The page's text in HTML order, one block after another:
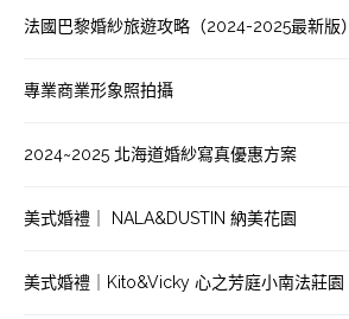
法國巴黎婚紗旅遊攻略（2024-2025最新版）
專業商業形象照拍攝
2024~2025 北海道婚紗寫真優惠方案
美式婚禮｜ NALA&DUSTIN 納美花園
美式婚禮｜Kito&Vicky 心之芳庭小南法莊園